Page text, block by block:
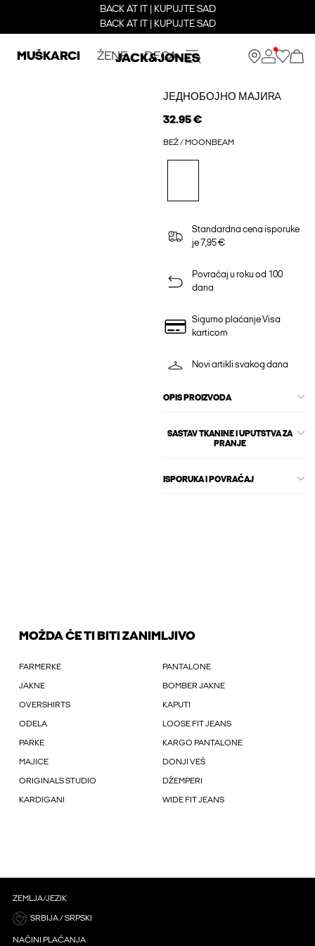
BACK AT IT | KUPUJTE SAD
BACK AT IT | KUPUJTE SAD
MUŠKARCI ŽENE DECA
ЈЕДНОБОЈНО МАЈИRA
32.95 €
BEŽ / MOONBEAM
Standardna cena isporuke
je 7,95 €
Povraćaj u roku od 100
dana
Sigurno plaćanje Visa
karticom
Novi artikli svakog dana
OPIS PROIZVODA
SASTAV TKANINE I UPUTSTVA ZA
PRANJE
ISPORUKA I POVRAĆAJ
MOŽDA ĆE TI BITI ZANIMLJIVO
FARMERKE PANTALONE
JAKNE BOMBER JAKNE
OVERSHIRTS KAPUTI
ODELA LOOSE FIT JEANS
PARKE KARGO PANTALONE
MAJICE DONJI VEŠ
ORIGINALS STUDIO DŽEMPERI
KARDIGANI WIDE FIT JEANS
ZEMLJA/JEZIK
SRBIJA / SRPSKI
NAČINI PLAĆANJA